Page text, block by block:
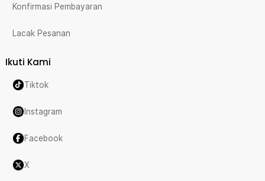
Konfirmasi Pembayaran
Lacak Pesanan
Ikuti Kami
Tiktok
Instagram
Facebook
X